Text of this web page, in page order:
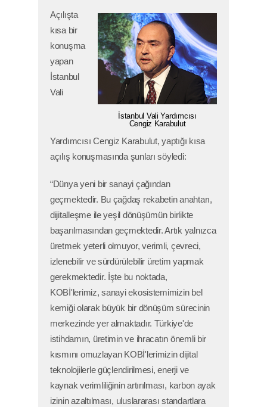
İstanbul Vali Yardımcısı
Cengiz Karabulut
Açılışta
kısa bir
konuşma
yapan
İstanbul
Vali
Yardımcısı Cengiz Karabulut, yaptığı kısa
açılış konuşmasında şunları söyledi:
“Dünya yeni bir sanayi çağından
geçmektedir. Bu çağdaş rekabetin anahtarı,
dijitalleşme ile yeşil dönüşümün birlikte
başarılmasından geçmektedir. Artık yalnızca
üretmek yeterli olmuyor, verimli, çevreci,
izlenebilir ve sürdürülebilir üretim yapmak
gerekmektedir. İşte bu noktada,
KOBİ'lerimiz, sanayi ekosistemimizin bel
kemiği olarak büyük bir dönüşüm sürecinin
merkezinde yer almaktadır. Türkiye'de
istihdamın, üretimin ve ihracatın önemli bir
kısmını omuzlayan KOBİ'lerimizin dijital
teknolojilerle güçlendirilmesi, enerji ve
kaynak verimliliğinin artırılması, karbon ayak
izinin azaltılması, uluslararası standartlara
Copyright © 2025,
İstanbul Sanayi Odası
Gizlilik ve Hukuki Şartlar
Çerez Politikası
KVKK Bilgilendirme
Odası'na aittir. İzinsiz kullanılamaz.Site Haritası
Normal versiyona geçmek için tıklayınız